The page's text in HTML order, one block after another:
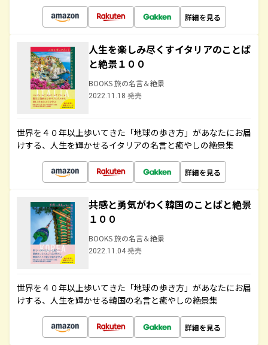
詳細を見る
人生を楽しみ尽くすイタリアのことば
と絶景１００
BOOKS 旅の名言＆絶景
2022.11.18 発売
世界を４０年以上歩いてきた「地球の歩き方」があなたにお届
けする、人生を輝かせるイタリアの名言と癒やしの絶景集
詳細を見る
共感と勇気がわく韓国のことばと絶景
１００
BOOKS 旅の名言＆絶景
2022.11.04 発売
世界を４０年以上歩いてきた「地球の歩き方」があなたにお届
けする、人生を輝かせる韓国の名言と癒やしの絶景集
詳細を見る